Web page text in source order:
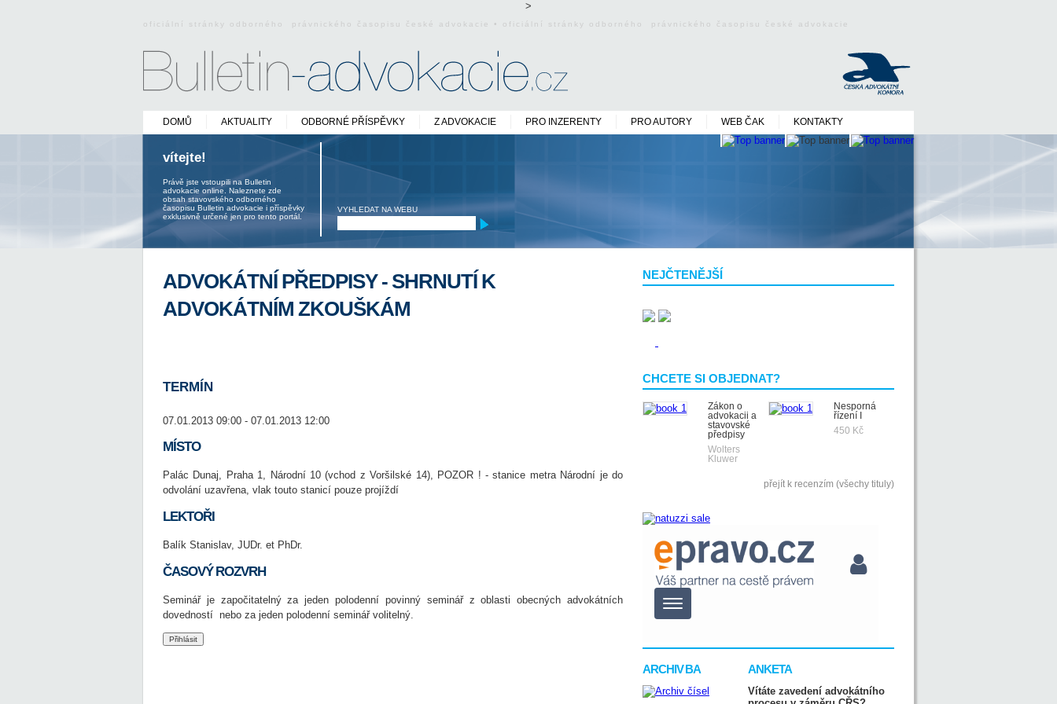
>
oficiální stránky odborného právnického časopisu české advokacie • oficiální stránky odborného právnického časopisu české advokacie
DOMŮ AKTUALITY ODBORNÉ PŘÍSPĚVKY Z ADVOKACIE PRO INZERENTY PRO AUTORY WEB ČAK KONTAKTY
vítejte!
Právě jste vstoupili na Bulletin
advokacie online. Naleznete zde
obsah stavovského odborného
časopisu Bulletin advokacie i příspěvky
exklusivně určené jen pro tento portál.
VYHLEDAT NA WEBU
NEJČTENĚJŠÍ
CHCETE SI OBJEDNAT?
Zákon o
advokacii a
stavovské
předpisy
Wolters
Kluwer
Nesporná
řízení I
450 Kč
přejít k recenzím (všechy tituly)
ARCHIV BA ANKETA
Vítáte zavedení advokátního
ADVOKÁTNÍ PŘEDPISY - SHRNUTÍ K
ADVOKÁTNÍM ZKOUŠKÁM
TERMÍN
07.01.2013 09:00 - 07.01.2013 12:00
MÍSTO
Palác Dunaj, Praha 1, Národní 10 (vchod z Voršilské 14), POZOR ! - stanice metra Národní je do
odvolání uzavřena, vlak touto stanicí pouze projíždí
LEKTOŘI
Balík Stanislav, JUDr. et PhDr.
ČASOVÝ ROZVRH
Seminář je započitatelný za jeden polodenní povinný seminář z oblasti obecných advokátních
dovedností nebo za jeden polodenní seminář volitelný.